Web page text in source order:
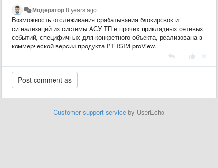
Модератор8 years ago
Возможность отслеживания срабатывания блокировок и
сигнализаций из системы АСУ ТП и прочих прикладных сетевых
событий, специфичных для конкретного объекта, реализована в
коммерческой версии продукта PT ISIM proView.
Customer support service by UserEcho